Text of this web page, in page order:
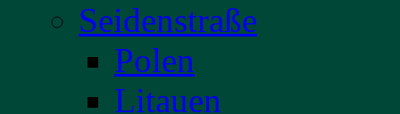
Seidenstraße
Polen
Litauen